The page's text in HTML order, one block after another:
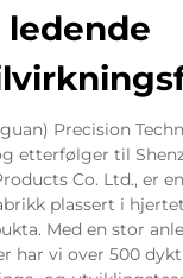
ledende
Precision
etterfølger til
Co. Ltd., er
plassert i
Med en stor
har vi over 500